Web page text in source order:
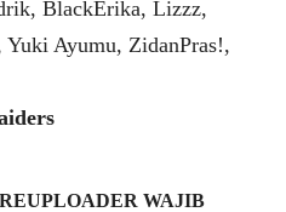
BlackErika, Lizzz,
Ayumu, ZidanPras!,
WAJIB